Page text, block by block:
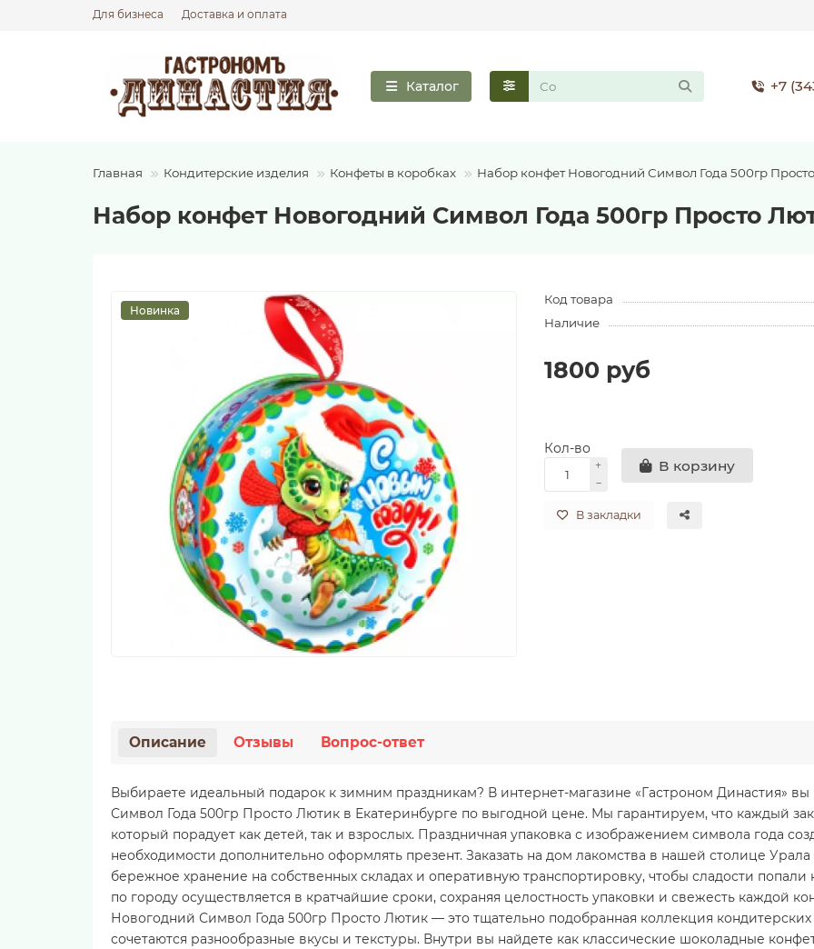
Для бизнеса Доставка и оплата
Каталог +7
Главная Кондитерские изделия Конфеты в коробках Набор конфет Новогодний Символ Года 500гр
Набор конфет Новогодний Символ Года 500гр Просто
Новинка
Код товара
Наличие
1800 руб
Кол-во
В корзину
В закладки
Описание Отзывы Вопрос-ответ
Выбираете идеальный подарок к зимним праздникам? В интернет-магазине «Гастроном Династия»
Символ Года 500гр Просто Лютик в Екатеринбурге по выгодной цене. Мы гарантируем, что каждый
который порадует как детей, так и взрослых. Праздничная упаковка с изображением символа года
необходимости дополнительно оформлять презент. Заказать на дом лакомства в нашей столице
бережное хранение на собственных складах и оперативную транспортировку, чтобы сладости
по городу осуществляется в кратчайшие сроки, сохраняя целостность упаковки и свежесть каждой
Новогодний Символ Года 500гр Просто Лютик — это тщательно подобранная коллекция
сочетаются разнообразные вкусы и текстуры. Внутри вы найдете как классические шоколадные